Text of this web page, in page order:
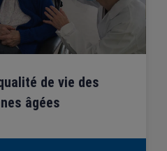
de vie des
âgées